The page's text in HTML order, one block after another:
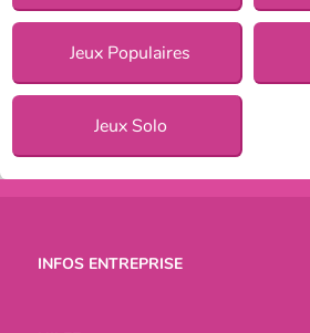
Jeux Populaires
Jeux Solo
INFOS ENTREPRISE